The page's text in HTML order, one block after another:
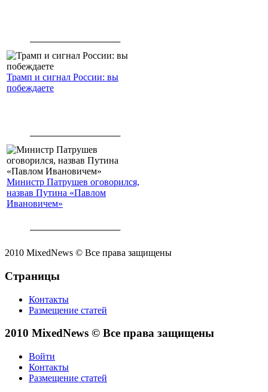
Трамп и сигнал России: вы
побеждаете
Министр Патрушев оговорился,
назвав Путина «Павлом
Ивановичем»
2010 MixedNews © Все права защищены
Страницы
Контакты
Размещение статей
2010 MixedNews © Все права защищены
Войти
Контакты
Размещение статей